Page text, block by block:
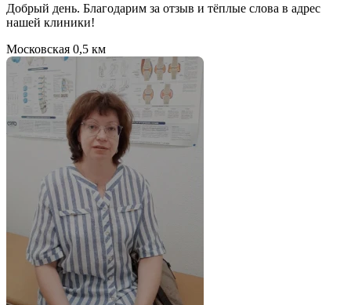
Добрый день. Благодарим за отзыв и тёплые слова в адрес
нашей клиники!
Московская 0,5 км